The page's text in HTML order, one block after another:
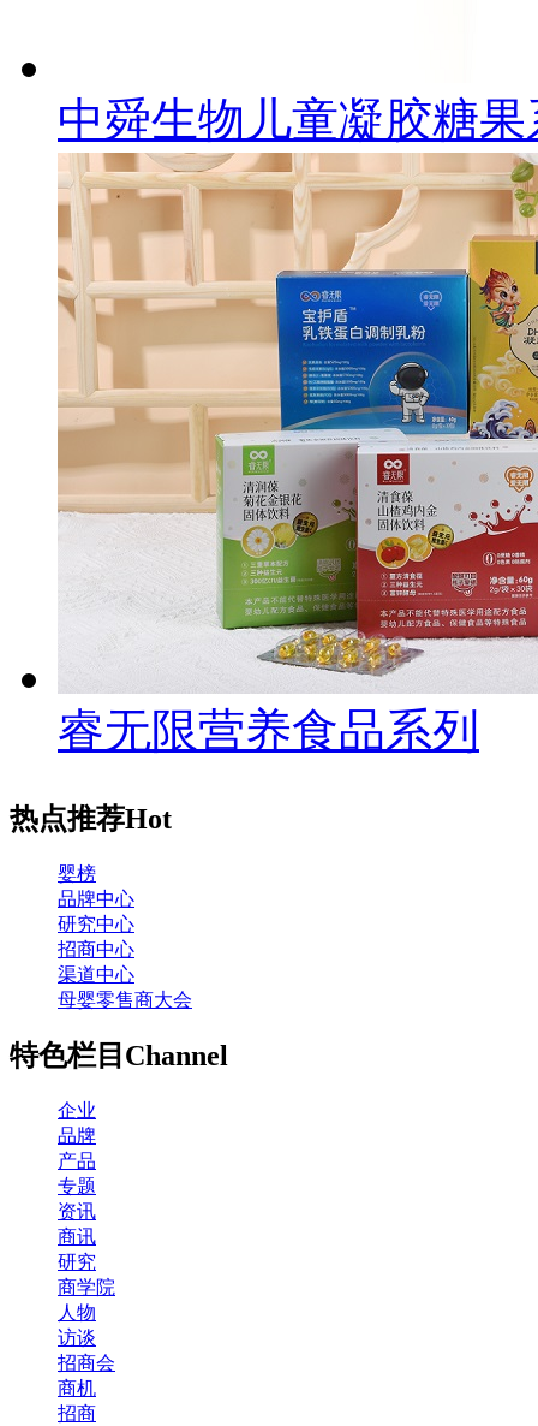
中舜生物儿童凝胶糖果
睿无限营养食品系列
热点推荐Hot
婴榜
品牌中心
研究中心
招商中心
渠道中心
母婴零售商大会
特色栏目 Channel
企业
品牌
产品
专题
资讯
商讯
研究
商学院
人物
访谈
招商会
商机
招商